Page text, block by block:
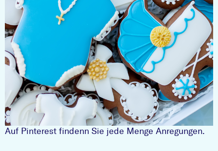
Auf Pinterest findenn Sie jede Menge Anregungen.